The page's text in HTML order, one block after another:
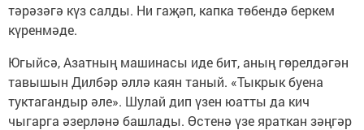
тәрәзәгә күз салды. Ни гаҗәп, капка төбендә беркем
күренмәде.
Югыйсә, Азатның машинасы иде бит, аның гөрелдәгән
тавышын Дилбәр әллә каян таный. «Тыкрык буена
туктагандыр әле». Шулай дип үзен юатты да кич
чыгарга әзерләнә башлады. Өстенә үзе яраткан зәңгәр